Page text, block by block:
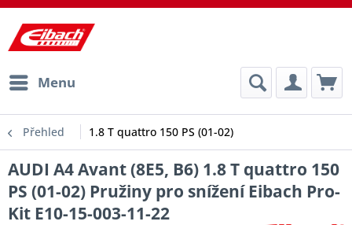
Menu
Přehled 1.8 T quattro 150 PS (01-02)
AUDI A4 Avant (8E5, B6) 1.8 T quattro 150
PS (01-02) Pružiny pro snížení Eibach Pro-
Kit E10-15-003-11-22